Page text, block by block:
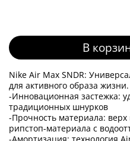
В
Nike Air Max SNDR:
для активного образа жизни.
-Инновационная застежка:
традиционных шнурков
-Прочность материала:
рипстоп-материала с